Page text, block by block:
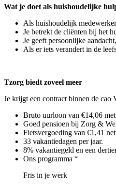
Wat je doet als huishoudelijke
Als huishoudelijk
Je betrekt de cliënten bij het
Je geeft persoonlijke
Als er iets verandert in de
Tzorg biedt zoveel meer
Je krijgt een contract binnen de
Bruto uurloon van €14,06
Goed pensioen bij Zorg &
Fietsvergoeding van €1,41
33 vakantiedagen per jaar.
8% vakantiegeld en een
Ons programma “
Fris in je werk